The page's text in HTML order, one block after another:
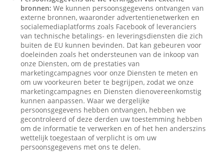
bronnen: We kunnen persoonsgegevens ontvangen van
externe bronnen, waaronder advertentienetwerken en
socialemediaplatforms zoals Facebook of leveranciers
van technische betalings- en leveringsdiensten die zich
buiten de EU kunnen bevinden. Dat kan gebeuren voor
doeleinden zoals het ondersteunen van de inkoop van
onze Diensten, om de prestaties van
marketingcampagnes voor onze Diensten te meten en
om uw voorkeuren beter te begrijpen, zodat we onze
marketingcampagnes en Diensten dienovereenkomstig
kunnen aanpassen. Waar we dergelijke
persoonsgegevens hebben ontvangen, hebben we
gecontroleerd of deze derden uw toestemming hebben
om de informatie te verwerken en of het hen anderszins
wettelijk toegestaan of verplicht is om uw
persoonsgegevens met ons te delen.